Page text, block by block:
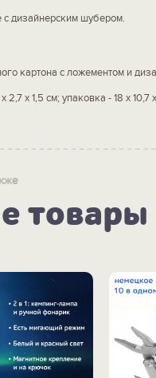
с дизайнерским шубером.
картона с ложементом и
2,7 х 1,5 см; упаковка - 18 х 10,7
товары